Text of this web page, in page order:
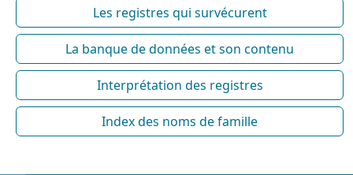
Les registres qui survécurent
La banque de données et son contenu
Interprétation des registres
Index des noms de famille